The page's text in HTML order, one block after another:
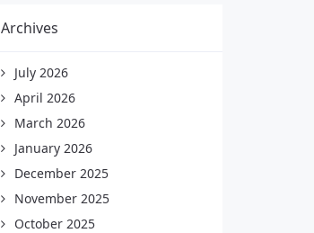
Archives
July 2026
April 2026
March 2026
January 2026
December 2025
November 2025
October 2025